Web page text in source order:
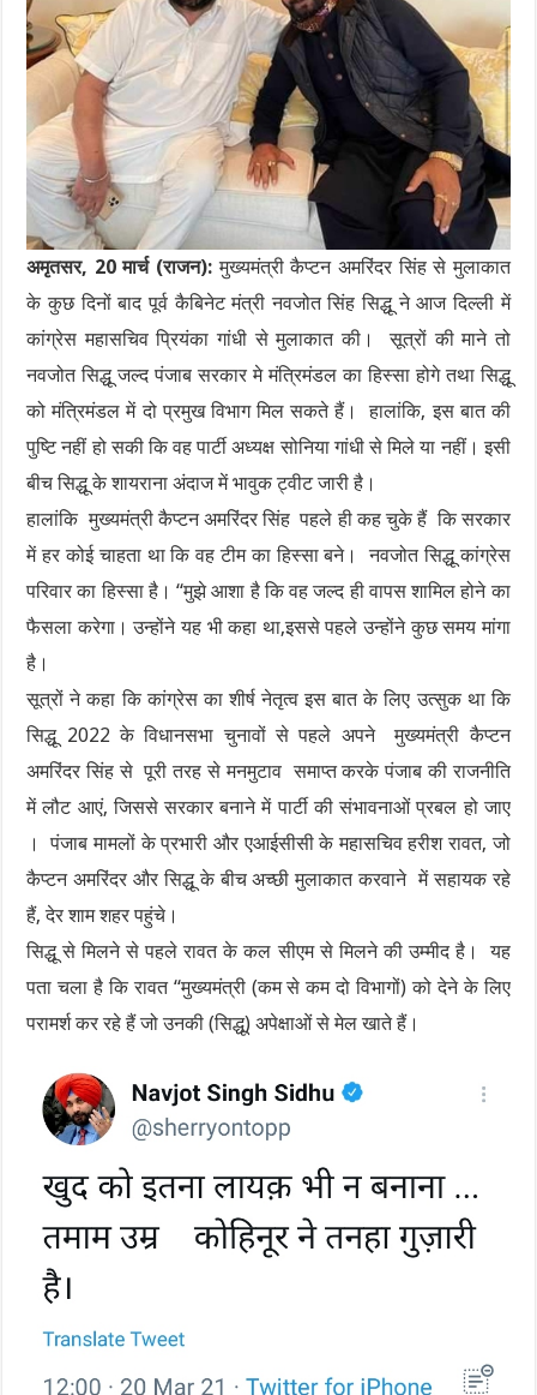
अमृतसर, 20 मार्च (राजन):मुख्यमंत्री कैप्टन अमरिंदर सिंह से मुलाकात
के कुछ दिनों बाद पूर्व कैबिनेट मंत्री नवजोत सिंह सिद्धू ने आज दिल्ली में
कांग्रेस महासचिव प्रियंका गांधी से मुलाकात की। सूत्रों की माने तो
नवजोत सिद्धू जल्द पंजाब सरकार मे मंत्रिमंडल का हिस्सा होगे तथा सिद्धू
को मंत्रिमंडल में दो प्रमुख विभाग मिल सकते हैं। हालांकि, इस बात की
पुष्टि नहीं हो सकी कि वह पार्टी अध्यक्ष सोनिया गांधी से मिले या नहीं। इसी
बीच सिद्धू के शायराना अंदाज में भावुक ट्वीट जारी है।
हालांकि मुख्यमंत्री कैप्टन अमरिंदर सिंह पहले ही कह चुके हैं कि सरकार
में हर कोई चाहता था कि वह टीम का हिस्सा बने। नवजोत सिद्धू कांग्रेस
परिवार का हिस्सा है। “मुझे आशा है कि वह जल्द ही वापस शामिल होने का
फैसला करेगा। उन्होंने यह भी कहा था,इससे पहले उन्होंने कुछ समय मांगा
है।
सूत्रों ने कहा कि कांग्रेस का शीर्ष नेतृत्व इस बात के लिए उत्सुक था कि
सिद्धू 2022 के विधानसभा चुनावों से पहले अपने मुख्यमंत्री कैप्टन
अमरिंदर सिंह से पूरी तरह से मनमुटाव समाप्त करके पंजाब की राजनीति
में लौट आएं, जिससे सरकार बनाने में पार्टी की संभावनाओं प्रबल हो जाए
। पंजाब मामलों के प्रभारी और एआईसीसी के महासचिव हरीश रावत, जो
कैप्टन अमरिंदर और सिद्धू के बीच अच्छी मुलाकात करवाने में सहायक रहे
हैं, देर शाम शहर पहुंचे।
सिद्धू से मिलने से पहले रावत के कल सीएम से मिलने की उम्मीद है। यह
पता चला है कि रावत “मुख्यमंत्री (कम से कम दो विभागों) को देने के लिए
परामर्श कर रहे हैं जो उनकी (सिद्धू) अपेक्षाओं से मेल खाते हैं।